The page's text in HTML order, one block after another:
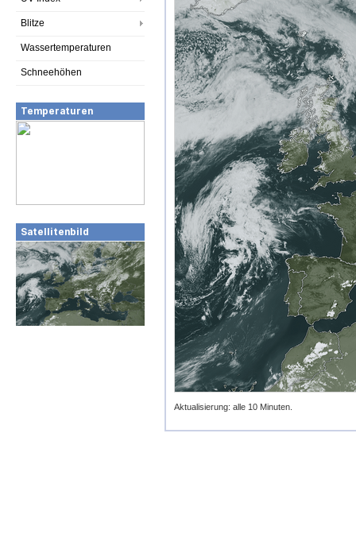
Blitze
Wassertemperaturen
Schneehöhen
Temperaturen
Satellitenbild
Aktualisierung: alle 10 Minuten.